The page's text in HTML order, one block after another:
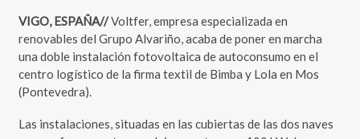
VIGO, ESPAÑA//Voltfer, empresa especializada en
renovables del Grupo Alvariño, acaba de poner en marcha
una doble instalación fotovoltaica de autoconsumo en el
centro logístico de la firma textil de Bimba y Lola en Mos
(Pontevedra).
Las instalaciones, situadas en las cubiertas de las dos naves